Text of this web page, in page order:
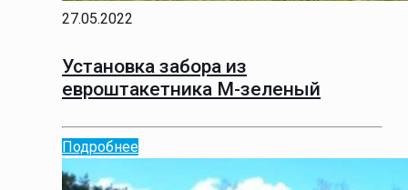
27.05.2022
Установка забора из
евроштакетника М-зеленый
Подробнее